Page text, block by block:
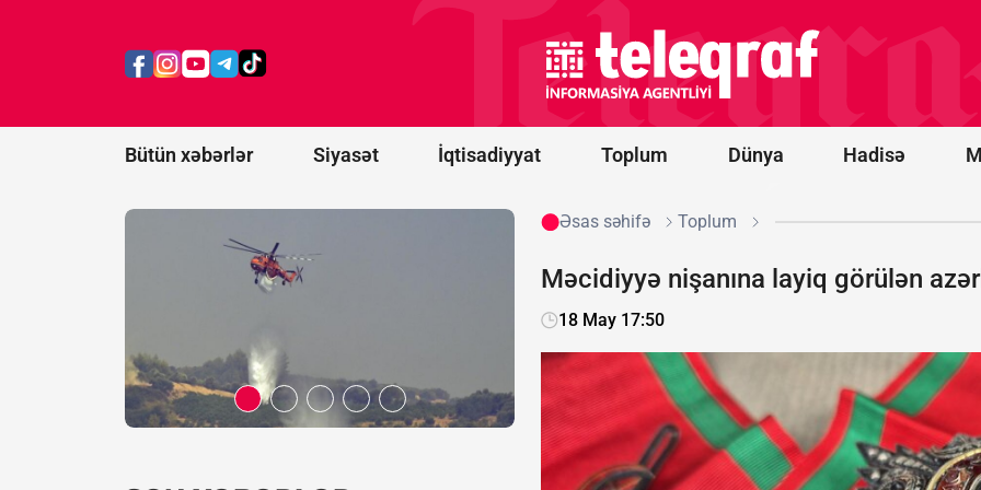
Bütün xəbərlər Siyasət İqtisadiyyat Toplum Dünya Hadisə
ştatında
qəzaya uğrayıb
dollar
dəyərində
lazer
anti-dron
sistemləri
Əsas səhifə Toplum
Məcidiyyə nişanına layiq görülən
18 May 17:50